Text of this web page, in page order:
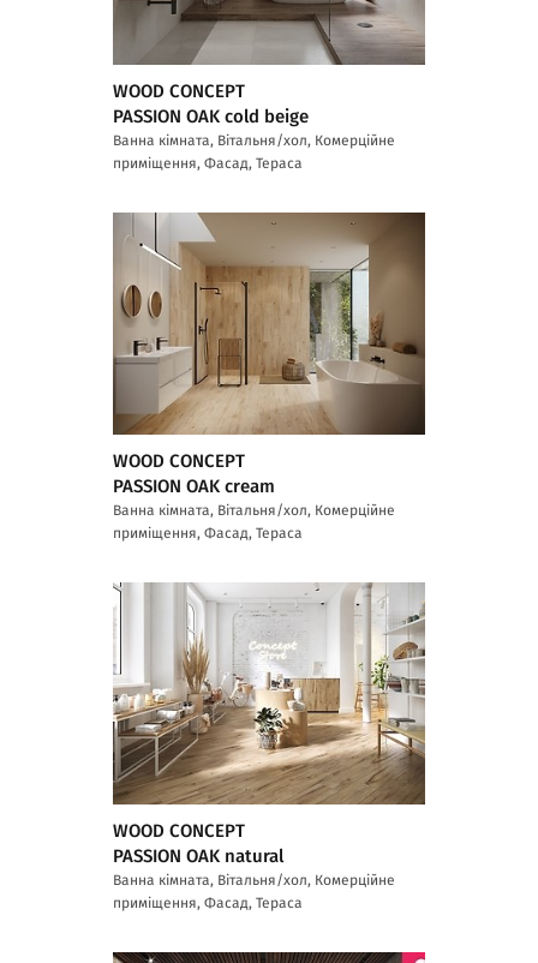
WOOD CONCEPT
PASSION OAK cold beige
Ванна кімната, Вітальня/хол, Комерційне
приміщення, Фасад, Тераса
WOOD CONCEPT
PASSION OAK cream
Ванна кімната, Вітальня/хол, Комерційне
приміщення, Фасад, Тераса
WOOD CONCEPT
PASSION OAK natural
Ванна кімната, Вітальня/хол, Комерційне
приміщення, Фасад, Тераса